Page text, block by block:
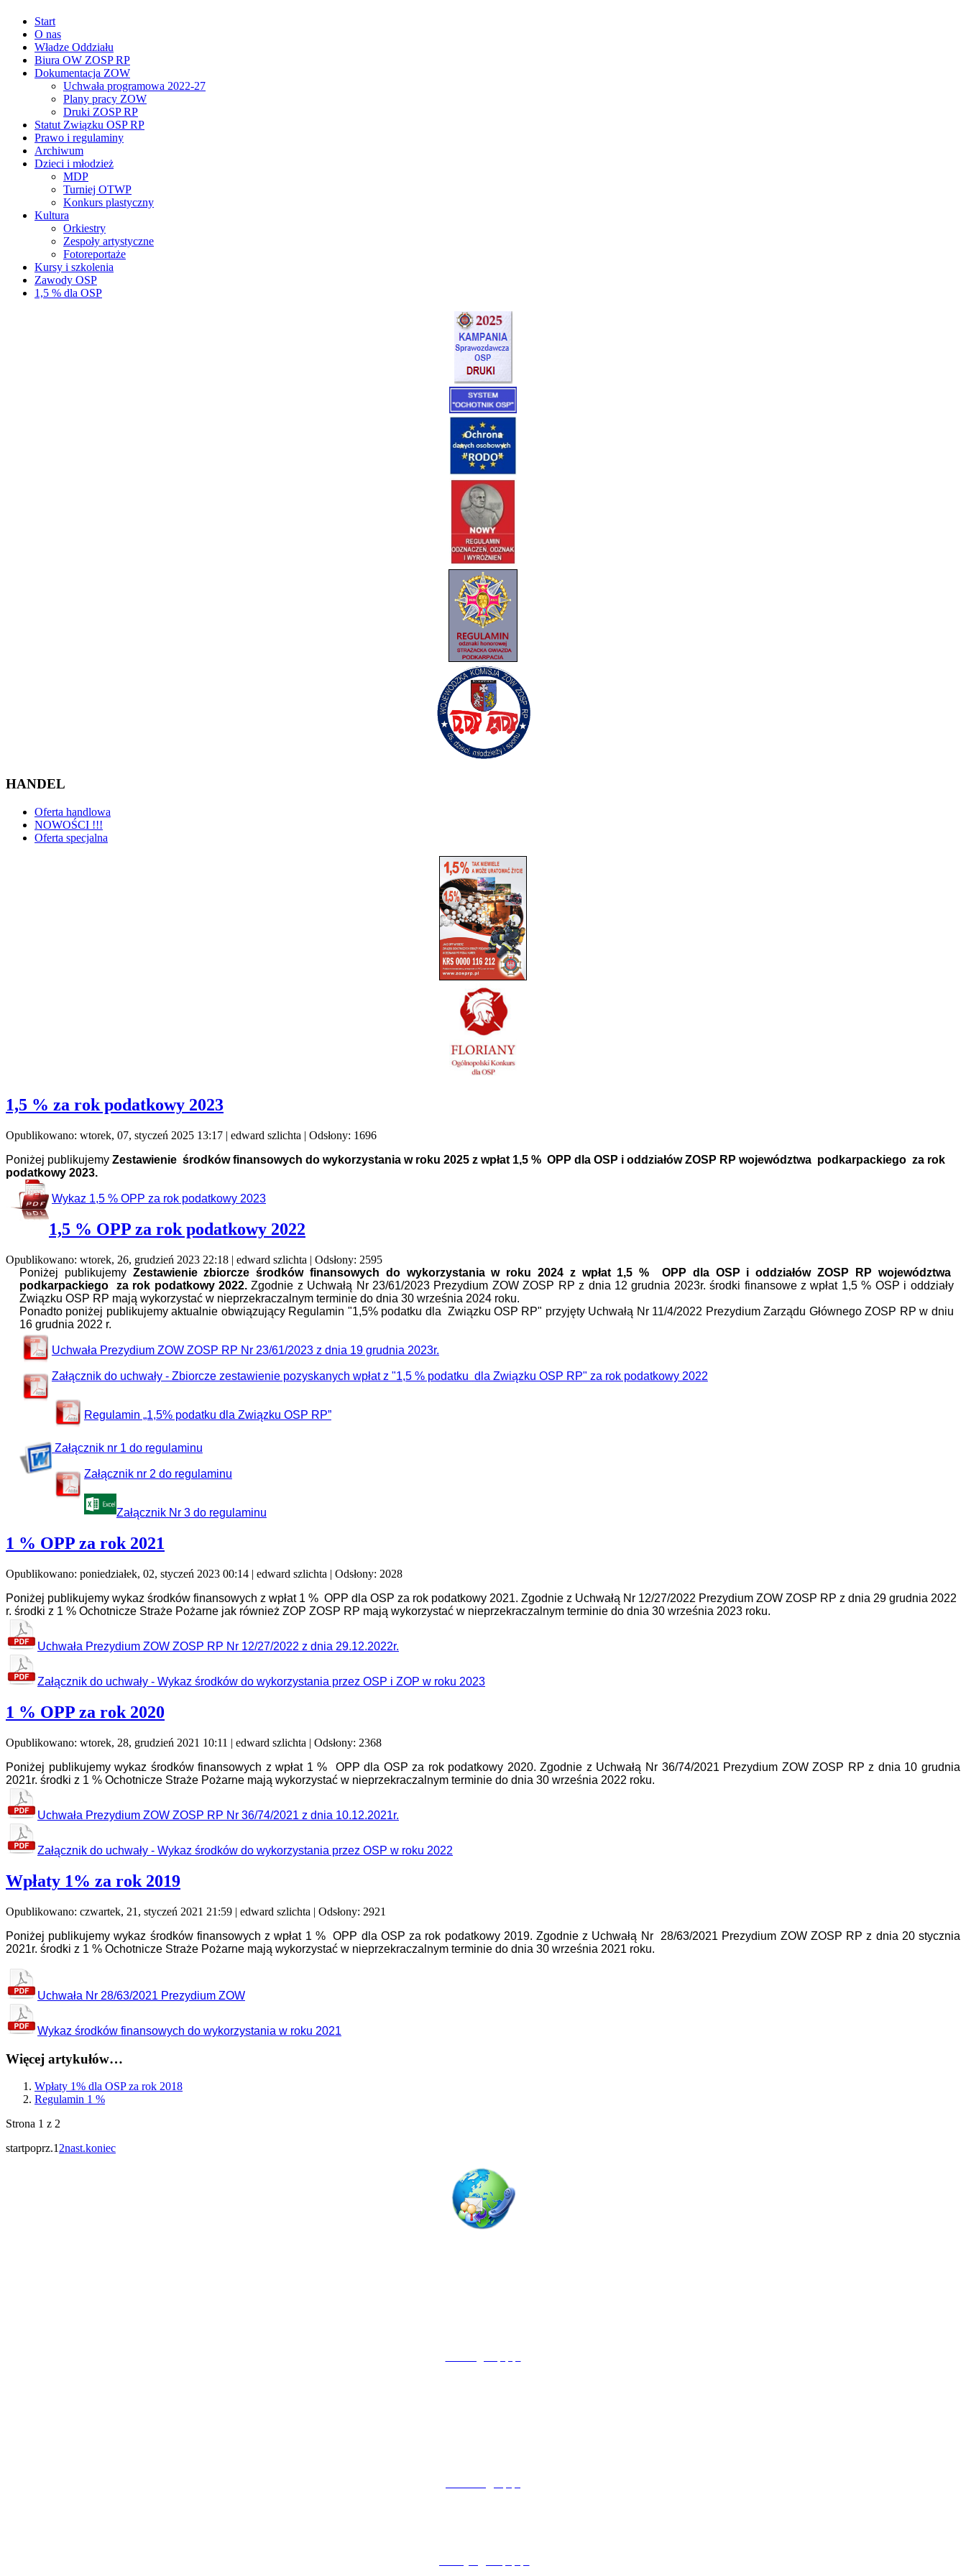
Start
O nas
Władze Oddziału
Biura OW ZOSP RP
Dokumentacja ZOW
Uchwała programowa 2022-27
Plany pracy ZOW
Druki ZOSP RP
Statut Związku OSP RP
Prawo i regulaminy
Archiwum
Dzieci i młodzież
MDP
Turniej OTWP
Konkurs plastyczny
Kultura
Orkiestry
Zespoły artystyczne
Fotoreportaże
Kursy i szkolenia
Zawody OSP
1,5 % dla OSP
HANDEL
Oferta handlowa
NOWOŚCI !!!
Oferta specjalna
1,5 % za rok podatkowy 2023
Opublikowano: wtorek, 07, styczeń 2025 13:17 | edward szlichta | Odsłony: 1696
Poniżej publikujemy Zestawienie środków finansowych do wykorzystania w roku 2025 z wpłat 1,5 % OPP dla OSP i oddziałów ZOSP RP województwa podkarpackiego za rok
podatkowy 2023.
Wykaz 1,5 % OPP za rok podatkowy 2023
1,5 % OPP za rok podatkowy 2022
Opublikowano: wtorek, 26, grudzień 2023 22:18 | edward szlichta | Odsłony: 2595
Poniżej publikujemy Zestawienie zbiorcze środków finansowych do wykorzystania w roku 2024 z wpłat 1,5 % OPP dla OSP i oddziałów ZOSP RP województwa
podkarpackiego za rok podatkowy 2022.Zgodnie z Uchwałą Nr 23/61/2023 Prezydium ZOW ZOSP RP z dnia 12 grudnia 2023r. środki finansowe z wpłat 1,5 % OSP i oddziały
Związku OSP RP mają wykorzystać w nieprzekraczalnym terminie do dnia 30 września 2024 roku.
Ponadto poniżej publikujemy aktualnie obwiązujący Regulamin "1,5% podatku dla Związku OSP RP" przyjęty Uchwałą Nr 11/4/2022 Prezydium Zarządu Głównego ZOSP RP w dniu
16 grudnia 2022 r.
Uchwała Prezydium ZOW ZOSP RP Nr 23/61/2023 z dnia 19 grudnia 2023r.
Załącznik do uchwały - Zbiorcze zestawienie pozyskanych wpłat z "1,5 % podatku dla Związku OSP RP" za rok podatkowy 2022
Regulamin „1,5% podatku dla Związku OSP RP”
Załącznik nr 1 do regulaminu
Załącznik nr 2 do regulaminu
Załącznik Nr 3 do regulaminu
1 % OPP za rok 2021
Opublikowano: poniedziałek, 02, styczeń 2023 00:14 | edward szlichta | Odsłony: 2028
Poniżej publikujemy wykaz środków finansowych z wpłat 1 % OPP dla OSP za rok podatkowy 2021. Zgodnie z Uchwałą Nr 12/27/2022 Prezydium ZOW ZOSP RP z dnia 29 grudnia 2022
r. środki z 1 % Ochotnicze Straże Pożarne jak również ZOP ZOSP RP mają wykorzystać w nieprzekraczalnym terminie do dnia 30 września 2023 roku.
Uchwała Prezydium ZOW ZOSP RP Nr 12/27/2022 z dnia 29.12.2022r.
Załącznik do uchwały - Wykaz środków do wykorzystania przez OSP i ZOP w roku 2023
1 % OPP za rok 2020
Opublikowano: wtorek, 28, grudzień 2021 10:11 | edward szlichta | Odsłony: 2368
Poniżej publikujemy wykaz środków finansowych z wpłat 1 % OPP dla OSP za rok podatkowy 2020. Zgodnie z Uchwałą Nr 36/74/2021 Prezydium ZOW ZOSP RP z dnia 10 grudnia
2021r. środki z 1 % Ochotnicze Straże Pożarne mają wykorzystać w nieprzekraczalnym terminie do dnia 30 września 2022 roku.
Uchwała Prezydium ZOW ZOSP RP Nr 36/74/2021 z dnia 10.12.2021r.
Załącznik do uchwały - Wykaz środków do wykorzystania przez OSP w roku 2022
Wpłaty 1% za rok 2019
Opublikowano: czwartek, 21, styczeń 2021 21:59 | edward szlichta | Odsłony: 2921
Poniżej publikujemy wykaz środków finansowych z wpłat 1 % OPP dla OSP za rok podatkowy 2019. Zgodnie z Uchwałą Nr 28/63/2021 Prezydium ZOW ZOSP RP z dnia 20 stycznia
2021r. środki z 1 % Ochotnicze Straże Pożarne mają wykorzystać w nieprzekraczalnym terminie do dnia 30 września 2021 roku.
Uchwała Nr 28/63/2021 Prezydium ZOW
Wykaz środków finansowych do wykorzystania w roku 2021
Więcej artykułów…
Wpłaty 1% dla OSP za rok 2018
Regulamin 1 %
Strona 1 z 2
startpoprz.1 2nast.koniec